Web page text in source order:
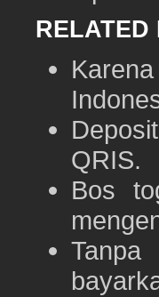
RELATED
QRIS.
Bos
Tanpa